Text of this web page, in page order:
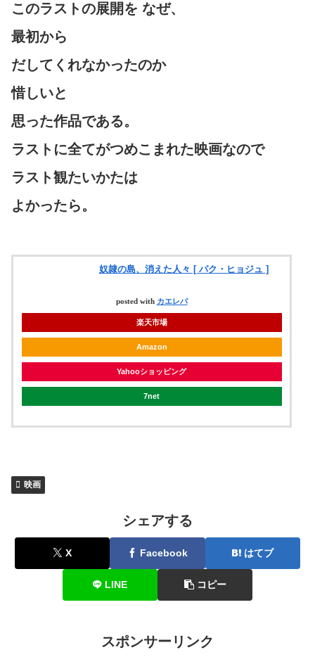
このラストの展開を なぜ、
最初から
だしてくれなかったのか
惜しいと
思った作品である。
ラストに全てがつめこまれた映画なので
ラスト観たいかたは
よかったら。
奴隷の島、消えた人々 [ パク・ヒョジュ ]
posted with カエレバ
楽天市場
Amazon
Yahooショッピング
7net
映画
シェアする
X Facebook はてブ
LINE コピー
スポンサーリンク